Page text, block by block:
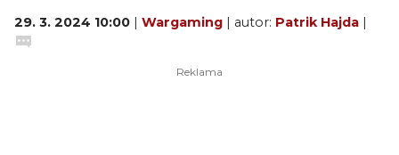
29. 3. 2024 10:00 | Wargaming | autor: Patrik Hajda |